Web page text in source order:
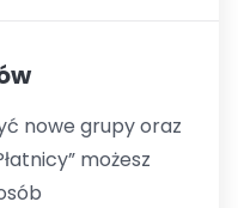
nowe grupy oraz
możesz